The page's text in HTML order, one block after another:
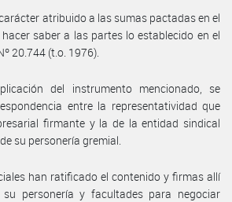
atribuido a las sumas pactadas en el
saber a las partes lo establecido en el
20.744 (t.o. 1976).
del instrumento mencionado, se
entre la representatividad que
firmante y la de la entidad sindical
su personería gremial.
han ratificado el contenido y firmas allí
su personería y facultades para negociar